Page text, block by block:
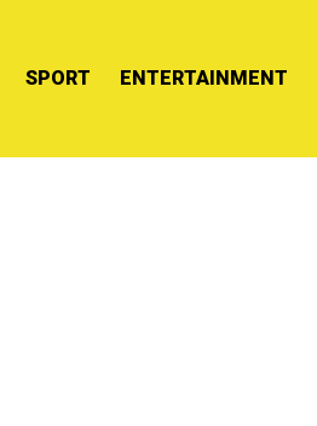
SPORT ENTERTAINMENT